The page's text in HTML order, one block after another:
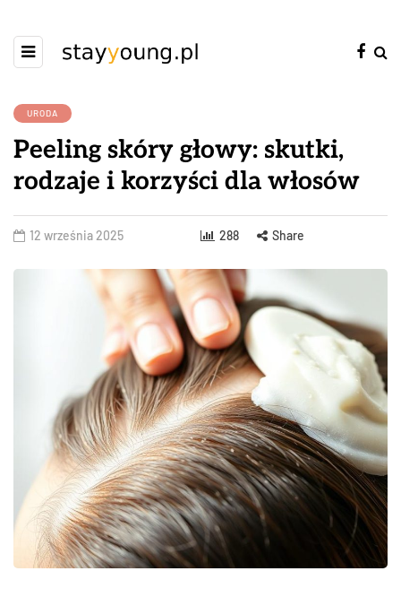
URODA
Peeling skóry głowy: skutki,
rodzaje i korzyści dla włosów
12 września 2025 288 Share